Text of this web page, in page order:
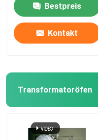
Bestpreis
Kontakt
Transformatoröfen